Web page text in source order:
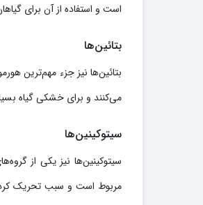
است و استفاده از آن برای
بتائین‌ها
بتائین‌ها نیز جزء مهم‌ترین
می‌کنند و برای خشکی گیاه
سیتوکینین‌ها
سیتوکینین‌ها نیز یکی از
مربوط است و سبب تحریک